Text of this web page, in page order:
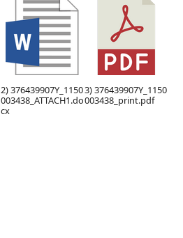
2) 376439907Y_1150
003438_ATTACH1.do
cx
3) 376439907Y_1150
003438_print.pdf